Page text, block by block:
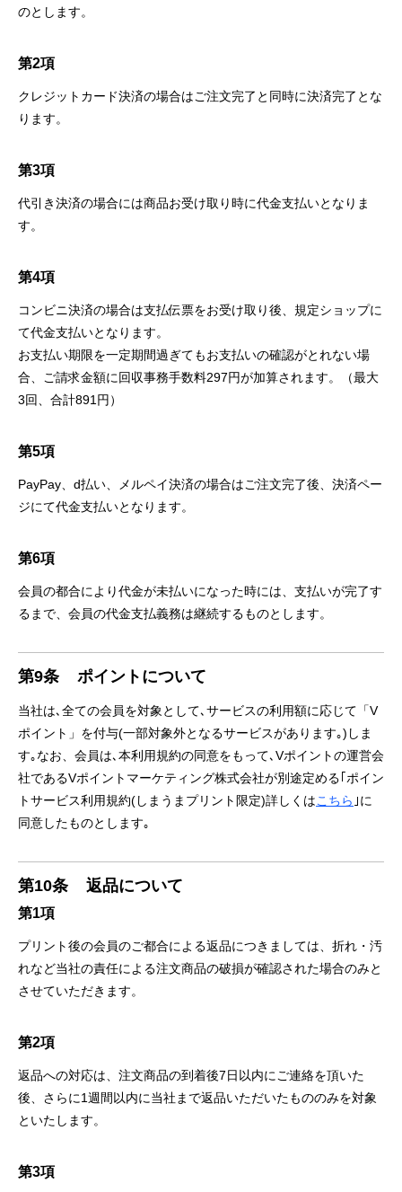
のとします。
第2項
クレジットカード決済の場合はご注文完了と同時に決済完了とな
ります。
第3項
代引き決済の場合には商品お受け取り時に代金支払いとなりま
す。
第4項
コンビニ決済の場合は支払伝票をお受け取り後、規定ショップに
て代金支払いとなります。
お支払い期限を一定期間過ぎてもお支払いの確認がとれない場
合、ご請求金額に回収事務手数料297円が加算されます。（最大
3回、合計891円）
第5項
PayPay、d払い、メルペイ決済の場合はご注文完了後、決済ペー
ジにて代金支払いとなります。
第6項
会員の都合により代金が未払いになった時には、支払いが完了す
るまで、会員の代金支払義務は継続するものとします。
第9条 ポイントについて
当社は､全ての会員を対象として､サービスの利用額に応じて「V
ポイント」を付与(一部対象外となるサービスがあります｡)しま
す｡なお、会員は､本利用規約の同意をもって､Vポイントの運営会
社であるVポイントマーケティング株式会社が別途定める｢ポイン
トサービス利用規約(しまうまプリント限定)詳しくはこちら ｣に
同意したものとします｡
第10条 返品について
第1項
プリント後の会員のご都合による返品につきましては、折れ・汚
れなど当社の責任による注文商品の破損が確認された場合のみと
させていただきます。
第2項
返品への対応は、注文商品の到着後7日以内にご連絡を頂いた
後、さらに1週間以内に当社まで返品いただいたもののみを対象
といたします。
第3項